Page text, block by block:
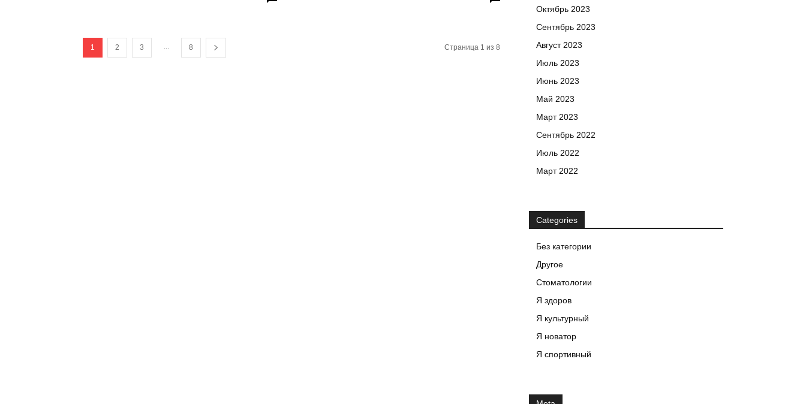
1 2 3 ... 8 Страница 1 из 8
Октябрь 2023
Сентябрь 2023
Август 2023
Июль 2023
Июнь 2023
Май 2023
Март 2023
Сентябрь 2022
Июль 2022
Март 2022
Categories
Без категории
Другое
Стоматологии
Я здоров
Я культурный
Я новатор
Я спортивный